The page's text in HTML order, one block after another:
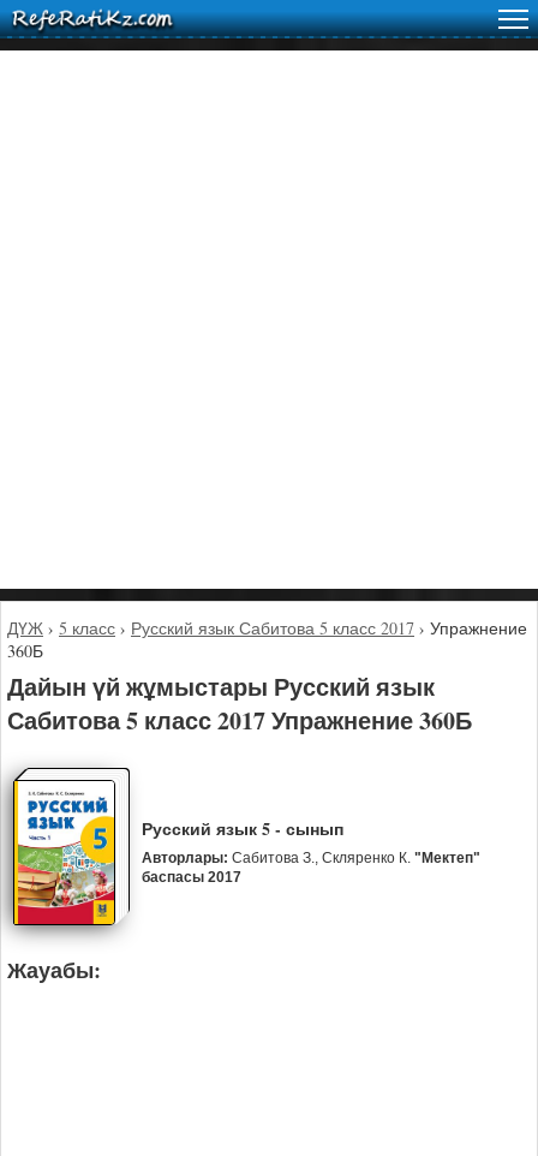
ДҮЖ › 5 класс › Русский язык Сабитова 5 класс 2017 › Упражнение
360Б
Дайын үй жұмыстары Русский язык
Сабитова 5 класс 2017 Упражнение 360Б
Русский язык 5 - сынып
Авторлары: Сабитова З., Скляренко К. "Мектеп"
баспасы 2017
Жауабы: